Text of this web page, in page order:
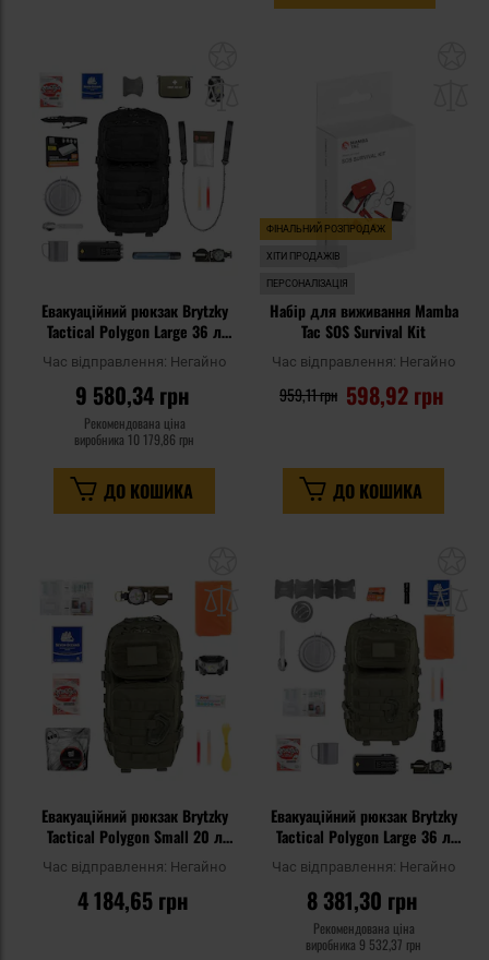
Евакуаційний рюкзак Brytzky
Tactical Polygon Large 36 л
Black Large - зі спорядженням
Час відправлення: Негайно
9 580,34 грн
Рекомендована ціна
виробника 10 179,86 грн
ДО КОШИКА
ФІНАЛЬНИЙ РОЗПРОДАЖ
ХІТИ ПРОДАЖІВ
ПЕРСОНАЛІЗАЦІЯ
Набір для виживання Mamba
Tac SOS Survival Kit
Час відправлення: Негайно
598,92 грн
959,11 грн
ДО КОШИКА
списку
уподобань
Евакуаційний рюкзак Brytzky
Tactical Polygon Small 20 л
Olive V2 - зі спорядженням
Час відправлення: Негайно
4 184,65 грн
Евакуаційний рюкзак Brytzky
Tactical Polygon Large 36 л
Olive V2 - зі спорядженням
Час відправлення: Негайно
8 381,30 грн
Рекомендована ціна
виробника 9 532,37 грн